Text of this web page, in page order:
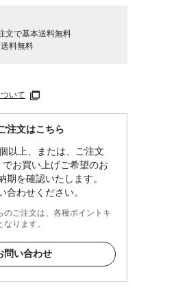
文で基本送料無料
料無料
いて
注文はこちら
以上、または、ご注文
お買い上げご希望のお
期を確認いたします。
合わせください。
ご注文は、各種ポイントキ
ります。
問い合わせ